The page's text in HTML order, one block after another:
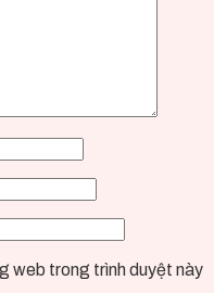
web trong trình duyệt này